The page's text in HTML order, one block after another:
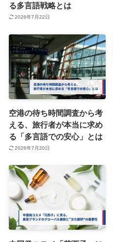
る多言語戦略とは
2026年7月22日
空港の待ち時間調査から考
える、旅行者が本当に求め
る「多言語での安心」とは
2026年7月20日